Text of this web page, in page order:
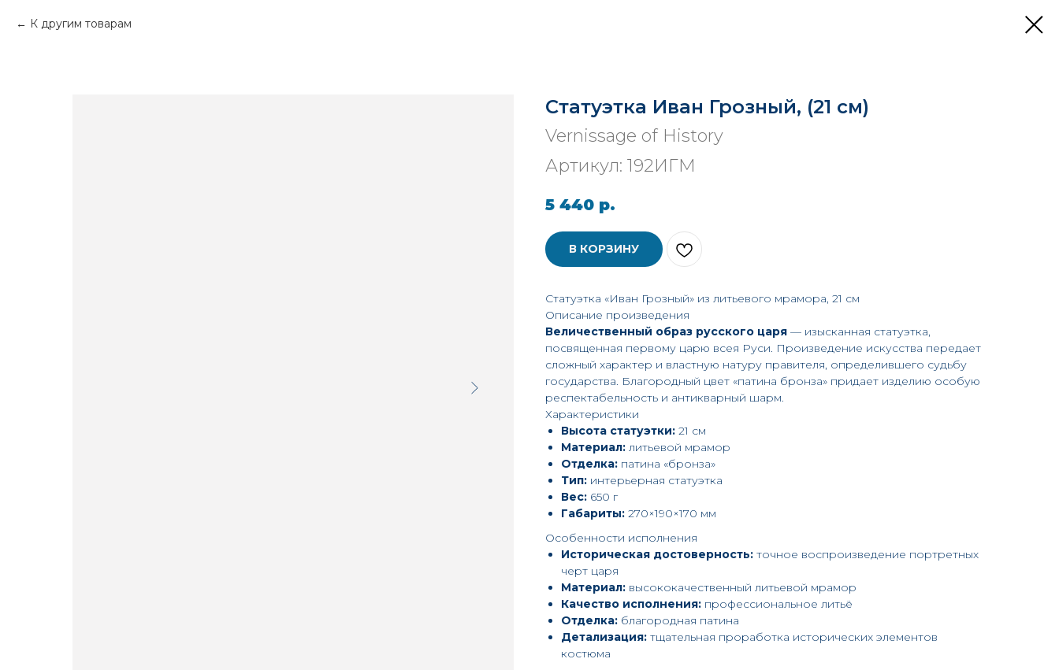
К другим товарам
Статуэтка Иван Грозный, (21 см)
Vernissage of History
Артикул: 192ИГМ
5 440 р.
В КОРЗИНУ
Статуэтка «Иван Грозный» из литьевого мрамора, 21 см
Описание произведения
Величественный образ русского царя — изысканная статуэтка,
посвященная первому царю всея Руси. Произведение искусства передает
сложный характер и властную натуру правителя, определившего судьбу
государства. Благородный цвет «патина бронза» придает изделию особую
респектабельность и антикварный шарм.
Характеристики
Высота статуэтки: 21 см
Материал: литьевой мрамор
Отделка: патина «бронза»
Тип: интерьерная статуэтка
Вес: 650 г
Габариты: 270×190×170 мм
Особенности исполнения
Историческая достоверность: точное воспроизведение портретных
черт царя
Материал: высококачественный литьевой мрамор
Качество исполнения: профессиональное литьё
Отделка: благородная патина
Детализация: тщательная проработка исторических элементов
костюма